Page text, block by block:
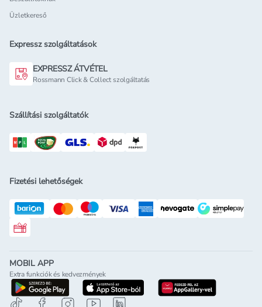
Üzletkereső
Expressz szolgáltatások
EXPRESSZ ÁTVÉTEL
Rossmann Click & Collect szolgáltatás
Szállítási szolgáltatók
Fizetési lehetőségek
Rossmann ajándékkártya
MOBIL APP
Extra funkciók és kedvezmények
letöltés a google-play-rölletöltés az app-store-ból
letöltés